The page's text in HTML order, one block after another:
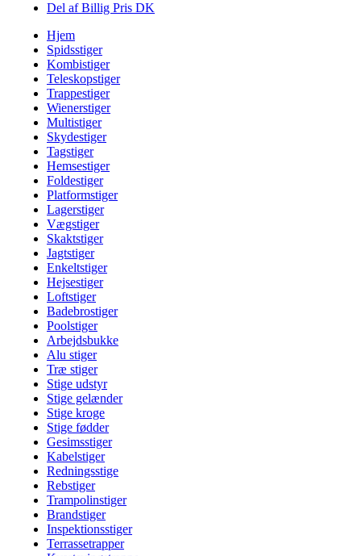
Del af Billig Pris DK
Hjem
Spidsstiger
Kombistiger
Teleskopstiger
Trappestiger
Wienerstiger
Multistiger
Skydestiger
Tagstiger
Hemsestiger
Foldestiger
Platformstiger
Lagerstiger
Vægstiger
Skaktstiger
Jagtstiger
Enkeltstiger
Hejsestiger
Loftstiger
Badebrostiger
Poolstiger
Arbejdsbukke
Alu stiger
Træ stiger
Stige udstyr
Stige gelænder
Stige kroge
Stige fødder
Gesimsstiger
Kabelstiger
Redningsstige
Rebstiger
Trampolinstiger
Brandstiger
Inspektionsstiger
Terrassetrapper